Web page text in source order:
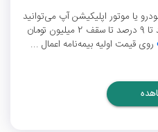
یا موتور اپلیکیشن آپ می‌توانید
را اعمال کنید تا 9 درصد تا سقف 2 میلیون تومان
روی قیمت اولیه بیمه‌نامه اعمال ...